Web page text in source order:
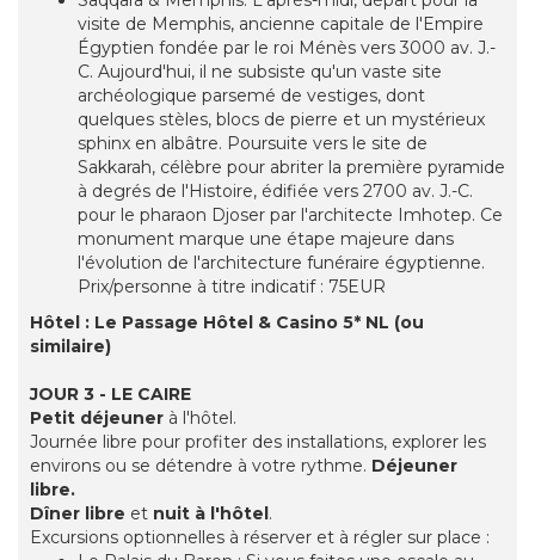
visite de Memphis, ancienne capitale de l'Empire
Égyptien fondée par le roi Ménès vers 3000 av. J.-
C. Aujourd'hui, il ne subsiste qu'un vaste site
archéologique parsemé de vestiges, dont
quelques stèles, blocs de pierre et un mystérieux
sphinx en albâtre. Poursuite vers le site de
Sakkarah, célèbre pour abriter la première pyramide
à degrés de l'Histoire, édifiée vers 2700 av. J.-C.
pour le pharaon Djoser par l'architecte Imhotep. Ce
monument marque une étape majeure dans
l'évolution de l'architecture funéraire égyptienne.
Prix/personne à titre indicatif : 75EUR
Hôtel : Le Passage Hôtel & Casino 5* NL (ou
similaire)
JOUR 3 - LE CAIRE
Petit déjeuner à l'hôtel.
Journée libre pour profiter des installations, explorer les
environs ou se détendre à votre rythme. Déjeuner
libre.
Dîner libre et nuit à l'hôtel .
Excursions optionnelles à réserver et à régler sur place :